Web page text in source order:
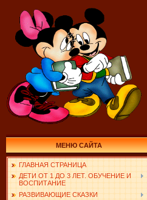
МЕНЮ САЙТА
ГЛАВНАЯ СТРАНИЦА
ДЕТИ ОТ 1 ДО 3 ЛЕТ. ОБУЧЕНИЕ И
ВОСПИТАНИЕ
РАЗВИВАЮЩИЕ СКАЗКИ